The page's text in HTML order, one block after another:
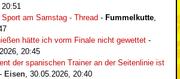
am Samstag - Thread - Fummelkutte
hätte ich vorm Finale nicht gewettet -
20:45
der spanischen Trainer an der Seitenlinie ist
- Eisen 30.05.2026, 20:40